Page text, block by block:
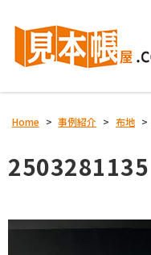
Home > 事例紹介 > 布地 >
2503281135